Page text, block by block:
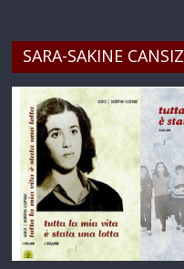
SARA-SAKINE CANSIZ